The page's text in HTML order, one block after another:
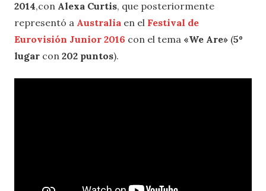
2014,con Alexa Curtis, que posteriormente
representó a Australia en el Festival de
Eurovisión Junior 2016 con el tema «We Are» (5º
lugar con 202 puntos).